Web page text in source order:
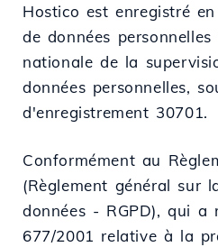
Hostico est enregistré
de données
nationale de la
données personnelles,
d'enregistrement 30701.
Conformément au
(Règlement général sur
données - RGPD), qui a
677/2001 relative à la